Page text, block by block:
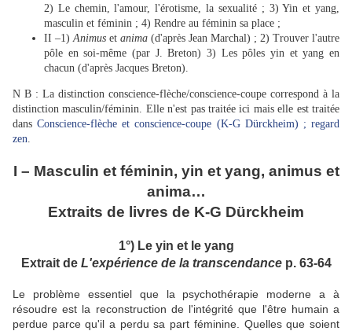
2) Le chemin, l'amour, l'érotisme, la sexualité ; 3) Yin et yang,
masculin et féminin ; 4) Rendre au féminin sa place ;
II –1) Animus et anima (d'après Jean Marchal) ; 2) Trouver l'autre
pôle en soi-même (par J. Breton) 3) Les pôles yin et yang en
chacun (d'après Jacques Breton).
N B : La distinction conscience-flèche/conscience-coupe correspond à la
distinction masculin/féminin. Elle n'est pas traitée ici mais elle est traitée
dansConscience-flèche et conscience-coupe (K-G Dürckheim) ; regard
zen
I – Masculin et féminin, yin et yang, animus et
anima…
Extraits de livres de K-G Dürckheim
1°) Le yin et le yang
Extrait de L'expérience de la transcendancep. 63-64
Le problème essentiel que la psychothérapie moderne a à
résoudre est la reconstruction de l'intégrité que l'être humain a
perdue parce qu'il a perdu sa part féminine. Quelles que soient